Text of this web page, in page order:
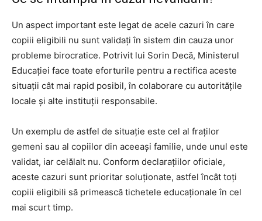
Un aspect important este legat de acele cazuri în care
copiii eligibili nu sunt validați în sistem din cauza unor
probleme birocratice. Potrivit lui Sorin Decă, Ministerul
Educației face toate eforturile pentru a rectifica aceste
situații cât mai rapid posibil, în colaborare cu autoritățile
locale și alte instituții responsabile.
Un exemplu de astfel de situație este cel al fraților
gemeni sau al copiilor din aceeași familie, unde unul este
validat, iar celălalt nu. Conform declarațiilor oficiale,
aceste cazuri sunt prioritar soluționate, astfel încât toți
copiii eligibili să primească tichetele educaționale în cel
mai scurt timp.